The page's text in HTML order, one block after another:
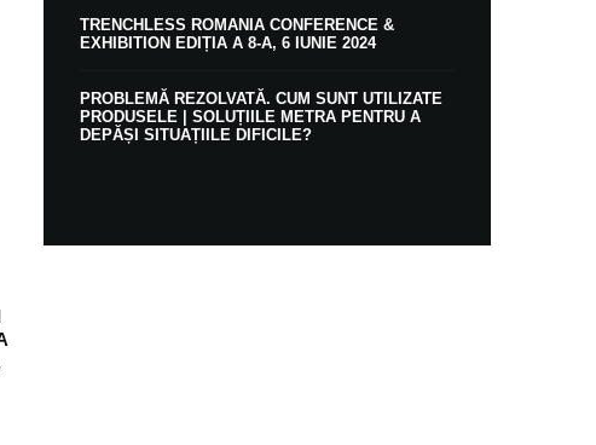
TRENCHLESS ROMANIA CONFERENCE &
EXHIBITION EDIȚIA A 8-A, 6 IUNIE 2024
PROBLEMĂ REZOLVATĂ. CUM SUNT UTILIZATE
PRODUSELE | SOLUȚIILE METRA PENTRU A
DEPĂȘI SITUAȚIILE DIFICILE?